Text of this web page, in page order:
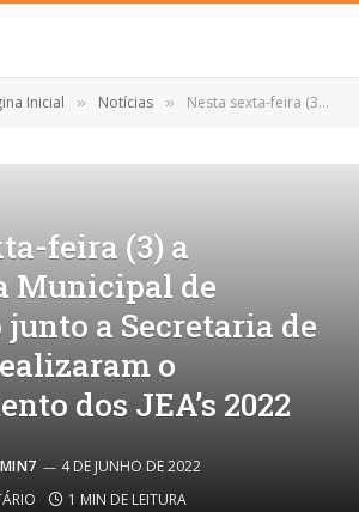
Inicial » Notícias » Nesta sexta-feira (3) a Secretaria Municipal de Educação junto a Secretaria de Esporte, realizaram o encerramento dos JEA’s 2022
feira (3) a
Municipal de
junto a Secretaria de
o
dos JEA’s 2022
4 DE JUNHO DE 2022
1 MIN DE LEITURA